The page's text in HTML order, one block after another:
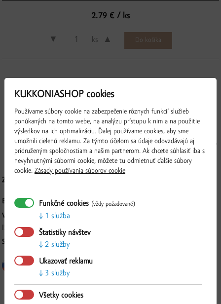
2.79 € / ks
▼ ks ▲
Žitnoostrovské gurmánske párky so syrom obsahujú 81 % podiel chudého
bravčového mäsa a 18 % podiel syru Eidam. Bravčové mäso, ktoré sme
použili na ich výrobu, pochádza z našich vlastných fariem alebo z fariem
miestnych chovateľov. Pôvod mäsa nám umožňuje garantovať nielen ich
bohatú a lahodnú chuť, ale aj výnimočné zloženie. Plníme ich do baranieho
čreva a nenájdete v nich žiadne éčka ani lepok.
Zloženie a nutričné hodnoty
BALENIE: cca 200 g, vákuovo balené
VÝROBCA:
ISTERMEAT a.s., Povodská cesta 14, 929 01, Dunajská Streda
SPÔSOB SPRACOVANIA:
KUKKONIASHOP cookies
Používame súbory cookie na zabezpečenie rôznych funkcií služieb
ponúkaných na tomto webe, na analýzu prístupu k nim a na použitie
výsledkov na ich optimalizáciu. Ďalej používame cookies, aby sme
umožnili cielenú reklamu. Za týmto účelom sa údaje odovzdávajú aj
pridruženým spoločnostiam a našim partnerom. Ak chcete súhlasiť iba s
nevyhnutnými súbormi cookie, môžete tu odmietnuť ďalšie súbory
cookie. Zásady používania súborov cookie
Funkčné cookies (vždy požadované)
1 služba
Štatistiky návštev
2 služby
Ukazovať reklamu
3 služby
Všetky cookies